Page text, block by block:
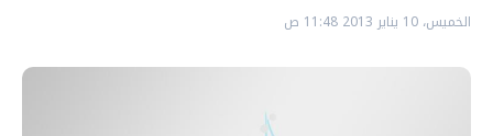
الخميس، 10 يناير 2013 11:48 ص